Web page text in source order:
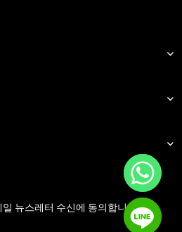
뉴스레터 수신에 동의합니다.